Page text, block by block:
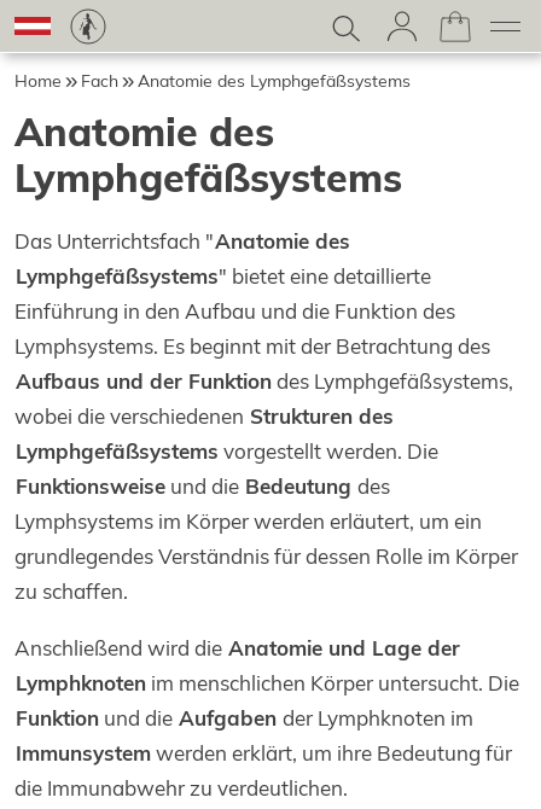
Home Fach Anatomie des Lymphgefäßsystems
Anatomie des
Lymphgefäßsystems
Das Unterrichtsfach "Anatomie des
Lymphgefäßsystems" bietet eine detaillierte
Einführung in den Aufbau und die Funktion des
Lymphsystems. Es beginnt mit der Betrachtung des
Aufbaus und der Funktion des Lymphgefäßsystems,
wobei die verschiedenen Strukturen des
Lymphgefäßsystems vorgestellt werden. Die
Funktionsweise und die Bedeutung des
Lymphsystems im Körper werden erläutert, um ein
grundlegendes Verständnis für dessen Rolle im Körper
zu schaffen.
Anschließend wird die Anatomie und Lage der
Lymphknoten im menschlichen Körper untersucht. Die
Funktion und die Aufgaben der Lymphknoten im
Immunsystem werden erklärt, um ihre Bedeutung für
die Immunabwehr zu verdeutlichen.